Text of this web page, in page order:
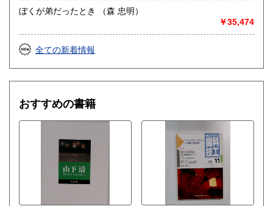
ぼくが弟だったとき （森 忠明）
￥35,474
全ての新着情報
おすすめの書籍